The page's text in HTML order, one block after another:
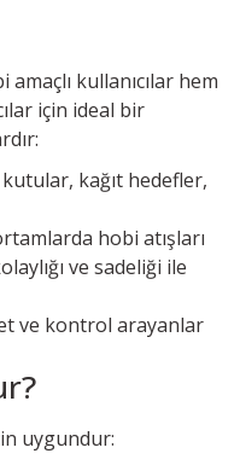
amaçlı kullanıcılar hem
için ideal bir
kağıt hedefler,
hobi atışları
ve sadeliği ile
ve kontrol arayanlar
uygundur: